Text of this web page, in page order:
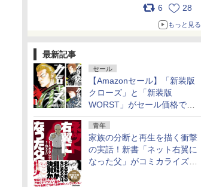
6 28
もっと見る
最新記事
セール
【Amazonセール】「新装版
クローズ」と「新装版
WORST」がセール価格で販
売中！
青年
家族の分断と再生を描く衝撃
の実話！新書「ネット右翼に
なった父」がコミカライズ。